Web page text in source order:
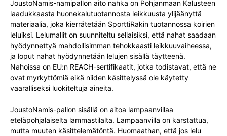
JoustoNamis-namipallon aito nahka on Pohjanmaan Kalusteen
laadukkaasta huonekalutuotannosta leikkuusta ylijäänyttä
materiaalia, joka kierrätetään SporttiRakin tuotannossa koirien
leluiksi. Lelumallit on suunniteltu sellaisiksi, että nahat saadaan
hyödynnettyä mahdollisimman tehokkaasti leikkuuvaiheessa,
ja loput nahat hyödynnetään lelujen sisällä täytteenä.
Nahoissa on EU:n REACH-sertifikaatit, jotka todistavat, että ne
ovat myrkyttömiä eikä niiden käsittelyssä ole käytetty
vaaralliseksi luokiteltuja aineita.
JoustoNamis-pallon sisällä on aitoa lampaanvillaa
eteläpohjalaiselta lammastilalta. Lampaanvilla on karstattua,
mutta muuten käsittelemätöntä. Huomaathan, että jos lelu